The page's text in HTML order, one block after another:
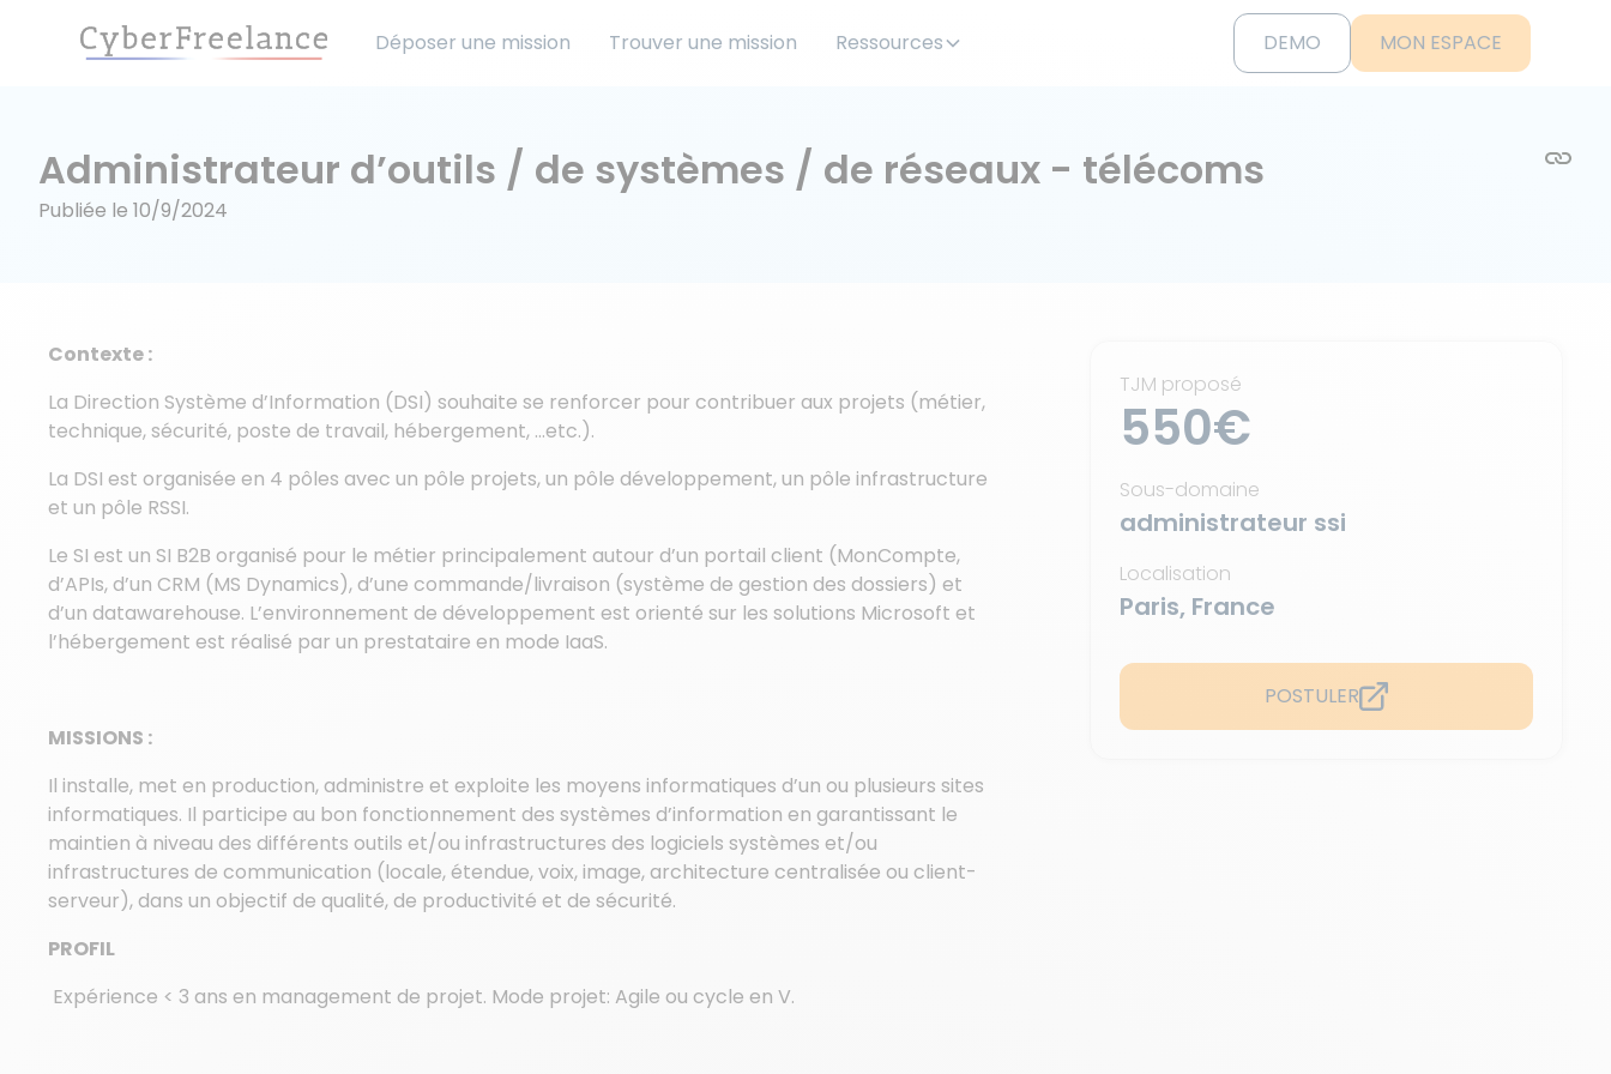
Déposer une mission Trouver une mission Ressources DEMO MON ESPACE
Administrateur d’outils / de systèmes / de réseaux - télécoms
Publiée le 10/9/2024
Contexte :
La Direction Système d’Information (DSI) souhaite se renforcer pour contribuer aux projets (métier,
technique, sécurité, poste de travail, hébergement, ...etc.).
La DSI est organisée en 4 pôles avec un pôle projets, un pôle développement, un pôle infrastructure
et un pôle RSSI.
Le SI est un SI B2B organisé pour le métier principalement autour d’un portail client (MonCompte,
d’APIs, d’un CRM (MS Dynamics), d’une commande/livraison (système de gestion des dossiers) et
d’un datawarehouse. L’environnement de développement est orienté sur les solutions Microsoft et
l’hébergement est réalisé par un prestataire en mode IaaS.
MISSIONS :
Il installe, met en production, administre et exploite les moyens informatiques d’un ou plusieurs sites
informatiques. Il participe au bon fonctionnement des systèmes d’information en garantissant le
maintien à niveau des différents outils et/ou infrastructures des logiciels systèmes et/ou
infrastructures de communication (locale, étendue, voix, image, architecture centralisée ou client-
serveur), dans un objectif de qualité, de productivité et de sécurité.
PROFIL
Expérience < 3 ans en management de projet. Mode projet: Agile ou cycle en V.
TJM proposé
550€
Sous-domaine
administrateur ssi
Localisation
Paris, France
POSTULER